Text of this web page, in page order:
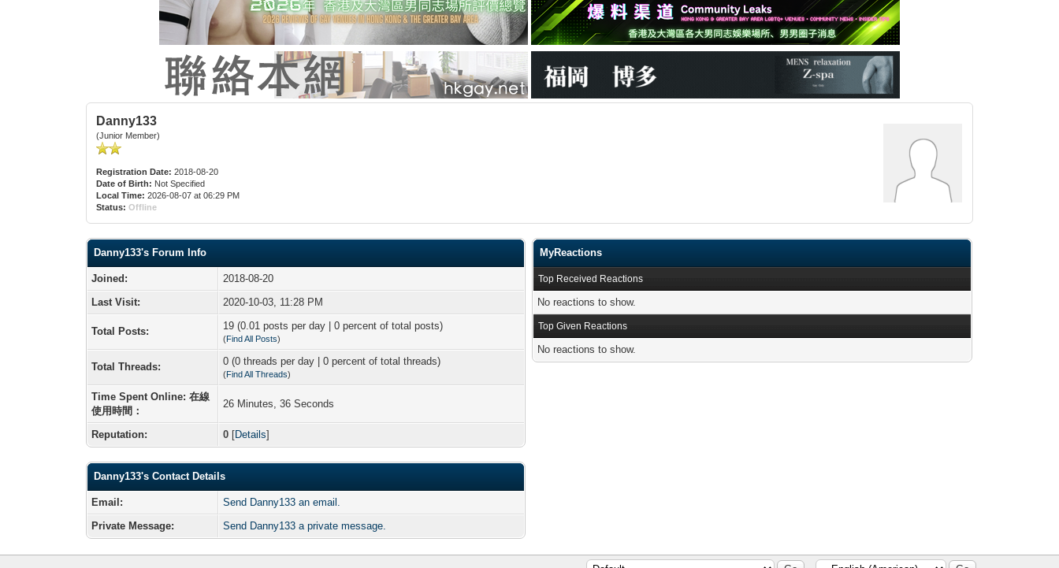
Danny133
(Junior Member)
Registration Date: 2018-08-20
Date of Birth: Not Specified
Local Time: 2026-08-07 at 06:29 PM
Status: Offline
Danny133's Forum Info
Joined:
2018-08-20
Last Visit:
2020-10-03, 11:28 PM
Total Posts: 19 (0.01 posts per day | 0 percent of total posts)
(Find All Posts)
Total Threads: 0 (0 threads per day | 0 percent of total threads)
(Find All Threads)
Time Spent Online: 在線
使用時間：
26 Minutes, 36 Seconds
Reputation: 0 [Details]
Danny133's Contact Details
Email:
Send Danny133 an email.
Private Message:
Send Danny133 a private message.
MyReactions
Top Received Reactions
No reactions to show.
Top Given Reactions
No reactions to show.